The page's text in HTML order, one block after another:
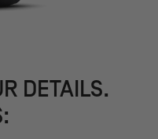
DETAILS.